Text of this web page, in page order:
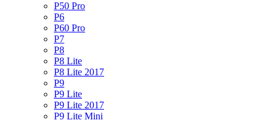
P50 Pro
P6
P60 Pro
P7
P8
P8 Lite
P8 Lite 2017
P9
P9 Lite
P9 Lite 2017
P9 Lite Mini